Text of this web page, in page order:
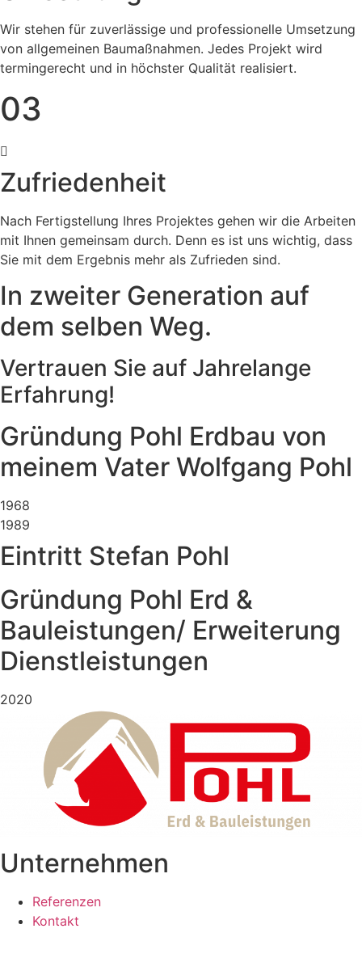
Wir stehen für zuverlässige und professionelle Umsetzung
von allgemeinen Baumaßnahmen. Jedes Projekt wird
termingerecht und in höchster Qualität realisiert.
03
Zufriedenheit
Nach Fertigstellung Ihres Projektes gehen wir die Arbeiten
mit Ihnen gemeinsam durch. Denn es ist uns wichtig, dass
Sie mit dem Ergebnis mehr als Zufrieden sind.
In zweiter Generation auf
dem selben Weg.
Vertrauen Sie auf Jahrelange
Erfahrung!
Gründung Pohl Erdbau von
meinem Vater Wolfgang Pohl
1968
1989
Eintritt Stefan Pohl
Gründung Pohl Erd &
Bauleistungen/ Erweiterung
Dienstleistungen
2020
Unternehmen
Referenzen
Kontakt